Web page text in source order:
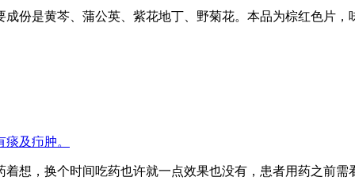
份是黄芩、蒲公英、紫花地丁、野菊花。本品为棕红色片
及疖肿。
想，换个时间吃药也许就一点效果也没有，患者用药之前需